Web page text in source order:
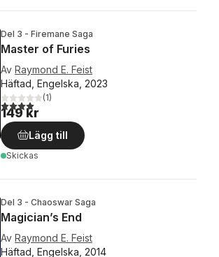
Del 3 - Firemane Saga
Master of Furies
Av Raymond E. Feist
Häftad, Engelska, 2023
4,0utav 5 stjärnor. Totalt antal röster:
(1)
149 kr
Lägg till
Skickas
Del 3 - Chaoswar Saga
Magician’s End
Av Raymond E. Feist
Häftad, Engelska, 2014